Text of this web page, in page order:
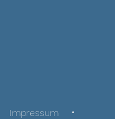
Impressum